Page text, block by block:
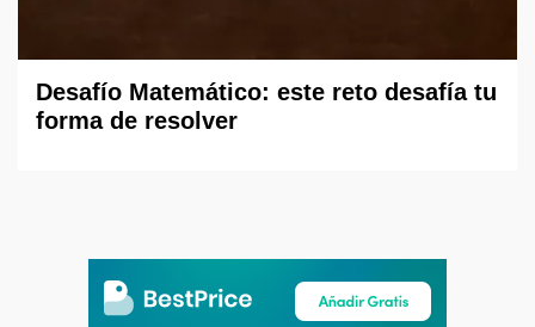
Desafío Matemático: este reto desafía tu
forma de resolver